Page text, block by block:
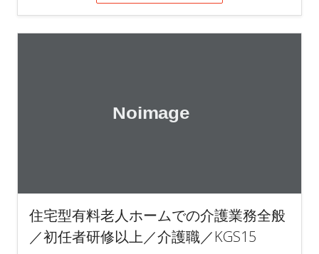
住宅型有料老人ホームでの介護業務全般
／初任者研修以上／介護職／KGS15